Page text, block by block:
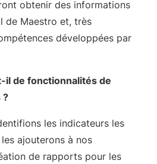
obtenir des informations
de Maestro et, très
développées par
de fonctionnalités de
?
les indicateurs les
ajouterons à nos
de rapports pour les